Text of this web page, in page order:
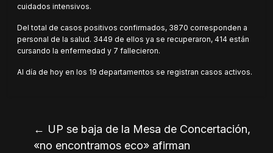
cuidados intensivos.
Del total de casos positivos confirmados, 3870 corresponden a
personal de la salud. 3449 de ellos ya se recuperaron, 414 están
cursando la enfermedad y 7 fallecieron.
Al día de hoy en los 19 departamentos se registran casos activos.
← UP se baja de la Mesa de Concertación,
«no encontramos eco» afirman